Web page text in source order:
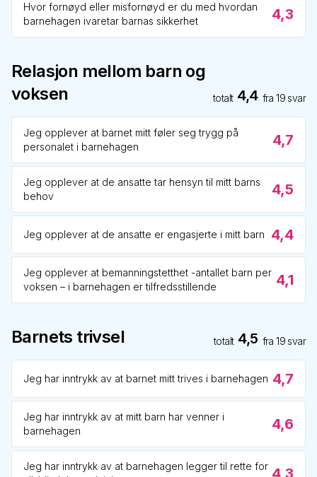
Hvor fornøyd eller misfornøyd er du med hvordan
barnehagen ivaretar barnas sikkerhet
4,3
Relasjon mellom barn og
voksen
totalt 4,4 fra19 svar
Jeg opplever at barnet mitt føler seg trygg på
personalet i barnehagen
4,7
Jeg opplever at de ansatte tar hensyn til mitt barns
behov
4,5
Jeg opplever at de ansatte er engasjerte i mitt barn 4,4
Jeg opplever at bemanningstetthet -antallet barn per
voksen – i barnehagen er tilfredsstillende
4,1
Barnets trivsel totalt 4,5 fra19 svar
Jeg har inntrykk av at barnet mitt trives i barnehagen 4,7
Jeg har inntrykk av at mitt barn har venner i
barnehagen
4,6
Jeg har inntrykk av at barnehagen legger til rette for 4,3